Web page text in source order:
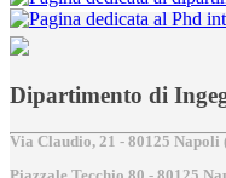
Dipartimento di
Via Claudio, 21 - 80125